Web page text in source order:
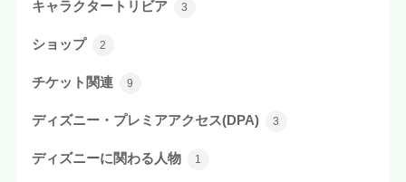
キャラクタートリビア 3
ショップ 2
チケット関連 9
ディズニー・プレミアアクセス(DPA) 3
ディズニーに関わる人物 1